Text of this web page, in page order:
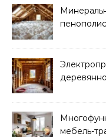
мебель-